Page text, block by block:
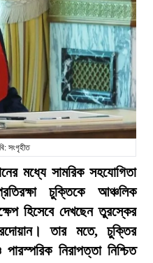
সংগৃহীত
মধ্যে সামরিক সহযোগিতা
চুক্তিকে আঞ্চলিক
হিসেবে দেখছেন তুরস্কের
তার মতে, চুক্তির
নিরাপত্তা নিশ্চিত